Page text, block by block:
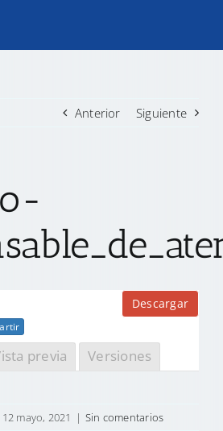
Anterior Siguiente
Descargar
previa Versiones
12 mayo, 2021 | Sin comentarios